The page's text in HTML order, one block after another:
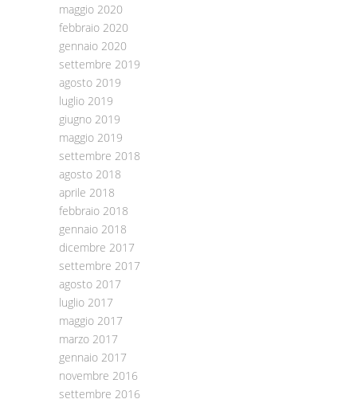
maggio 2020
febbraio 2020
gennaio 2020
settembre 2019
agosto 2019
luglio 2019
giugno 2019
maggio 2019
settembre 2018
agosto 2018
aprile 2018
febbraio 2018
gennaio 2018
dicembre 2017
settembre 2017
agosto 2017
luglio 2017
maggio 2017
marzo 2017
gennaio 2017
novembre 2016
settembre 2016